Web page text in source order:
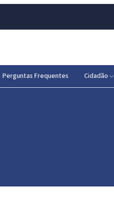
Perguntas Frequentes Cidadão